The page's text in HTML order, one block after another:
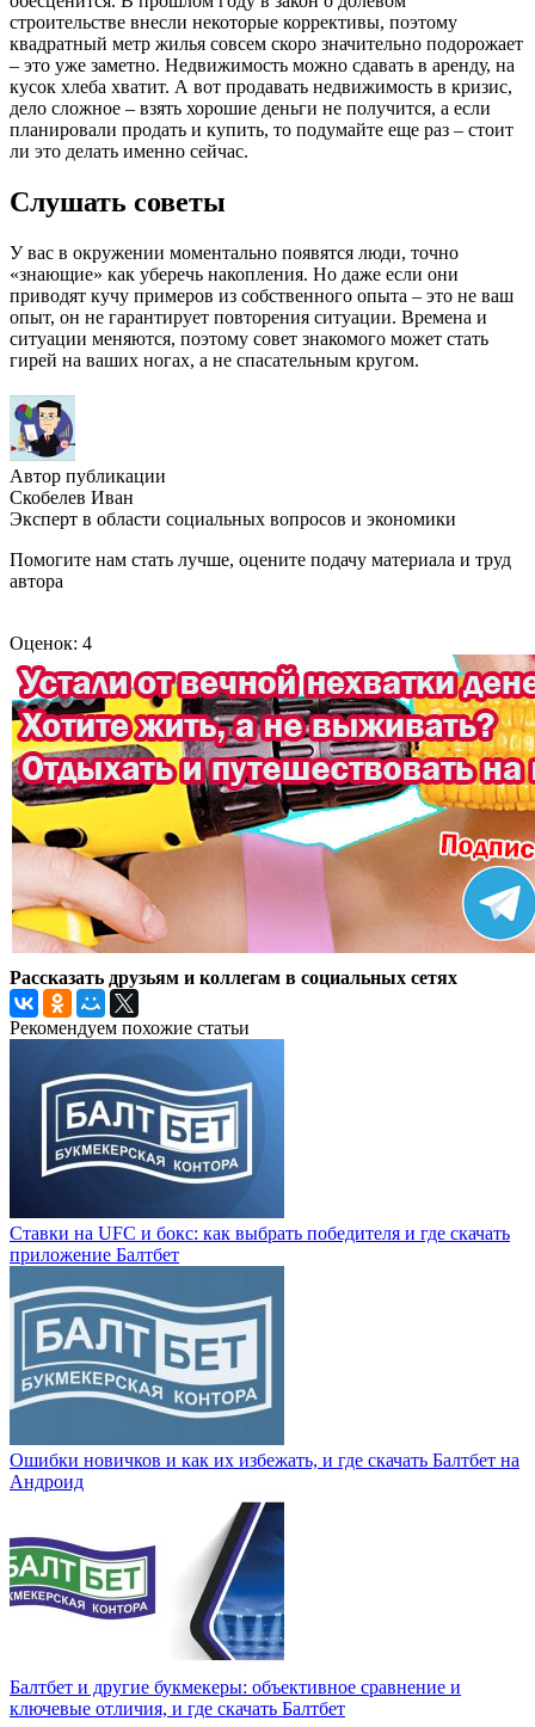
строительстве внесли некоторые коррективы, поэтому
квадратный метр жилья совсем скоро значительно подорожает
– это уже заметно. Недвижимость можно сдавать в аренду, на
кусок хлеба хватит. А вот продавать недвижимость в кризис,
дело сложное – взять хорошие деньги не получится, а если
планировали продать и купить, то подумайте еще раз – стоит
ли это делать именно сейчас.
Слушать советы
У вас в окружении моментально появятся люди, точно
«знающие» как уберечь накопления. Но даже если они
приводят кучу примеров из собственного опыта – это не ваш
опыт, он не гарантирует повторения ситуации. Времена и
ситуации меняются, поэтому совет знакомого может стать
гирей на ваших ногах, а не спасательным кругом.
Автор публикации
Скобелев Иван
Эксперт в области социальных вопросов и экономики
Помогите нам стать лучше, оцените подачу материала и труд
автора
Оценок: 4
Рассказать друзьям и коллегам в социальных сетях
Рекомендуем похожие статьи
Ставки на UFC и бокс: как выбрать победителя и где скачать
приложение Балтбет
Ошибки новичков и как их избежать, и где скачать Балтбет на
Андроид
Балтбет и другие букмекеры: объективное сравнение и
ключевые отличия, и где скачать Балтбет